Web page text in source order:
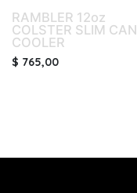
RAMBLER 12oz
COLSTER SLIM CAN
COOLER
$ 765,00